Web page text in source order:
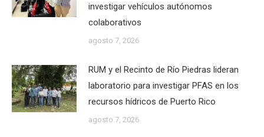
investigar vehículos autónomos
colaborativos
agosto 7, 2026
RUM y el Recinto de Río Piedras lideran
laboratorio para investigar PFAS en los
recursos hídricos de Puerto Rico
agosto 7, 2026